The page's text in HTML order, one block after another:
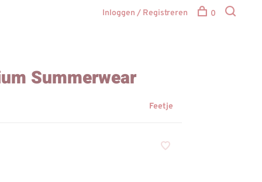
Inloggen / Registreren 0
Summerwear
Feetje